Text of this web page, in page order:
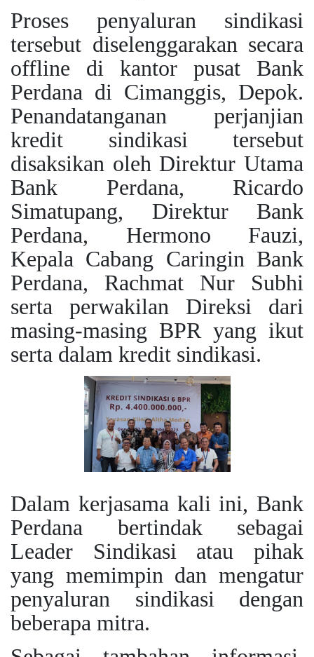
Proses penyaluran sindikasi
tersebut diselenggarakan secara
offline di kantor pusat Bank
Perdana di Cimanggis, Depok.
Penandatanganan perjanjian
kredit sindikasi tersebut
disaksikan oleh Direktur Utama
Bank Perdana, Ricardo
Simatupang, Direktur Bank
Perdana, Hermono Fauzi,
Kepala Cabang Caringin Bank
Perdana, Rachmat Nur Subhi
serta perwakilan Direksi dari
masing-masing BPR yang ikut
serta dalam kredit sindikasi.
Dalam kerjasama kali ini, Bank
Perdana bertindak sebagai
Leader Sindikasi atau pihak
yang memimpin dan mengatur
penyaluran sindikasi dengan
beberapa mitra.